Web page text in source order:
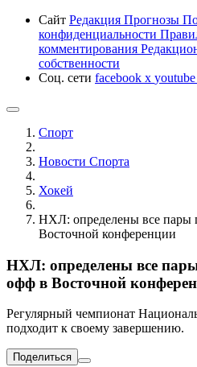
Сайт Редакция Прогнозы
конфиденциальности
комментирования
собственности
Соц. сети facebook x youtube
Спорт
Новости Cпорта
Хокей
НХЛ: определены все пары
Восточной конференции
НХЛ: определены все
офф в Восточной
Регулярный чемпионат
подходит к своему завершению.
Поделиться